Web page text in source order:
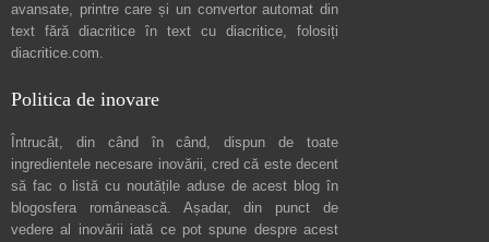
avansate, printre care și un convertor automat din
text fără diacritice în text cu diacritice, folosiți
diacritice.com.
Politica de inovare
Întrucât, din când în când, dispun de toate
ingredientele necesare inovării, cred că este decent
să fac o listă cu noutățile aduse de acest blog în
blogosfera românească. Așadar, din punct de
vedere al inovării iată ce pot spune despre acest